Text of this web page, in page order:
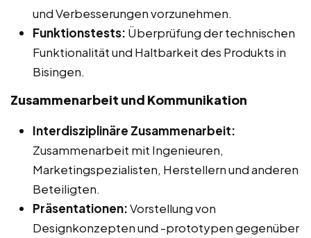
und Verbesserungen vorzunehmen.
Funktionstests: Überprüfung der technischen
Funktionalität und Haltbarkeit des Produkts in
Bisingen.
Zusammenarbeit und Kommunikation
Interdisziplinäre Zusammenarbeit:
Zusammenarbeit mit Ingenieuren,
Marketingspezialisten, Herstellern und anderen
Beteiligten.
Präsentationen:Vorstellung von
Designkonzepten und -prototypen gegenüber